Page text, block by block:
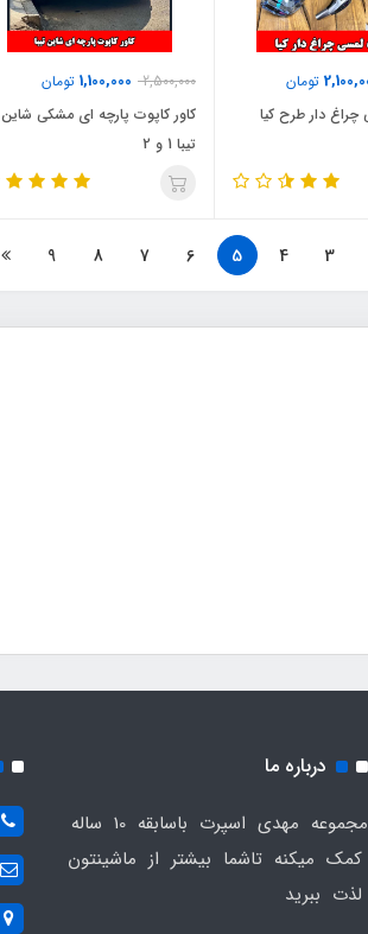
تومان
دار طرح کیا
2,500,000
1,100,000 تومان
کاور کاپوت پارچه ای مشکی شاین
تیبا 1 و 2
3
4
5
6
7
8
9
درباره ما
مجموعه مهدی اسپرت باسابقه 10 ساله
کمک میکنه تاشما بیشتر از ماشینتون
لذت ببرید